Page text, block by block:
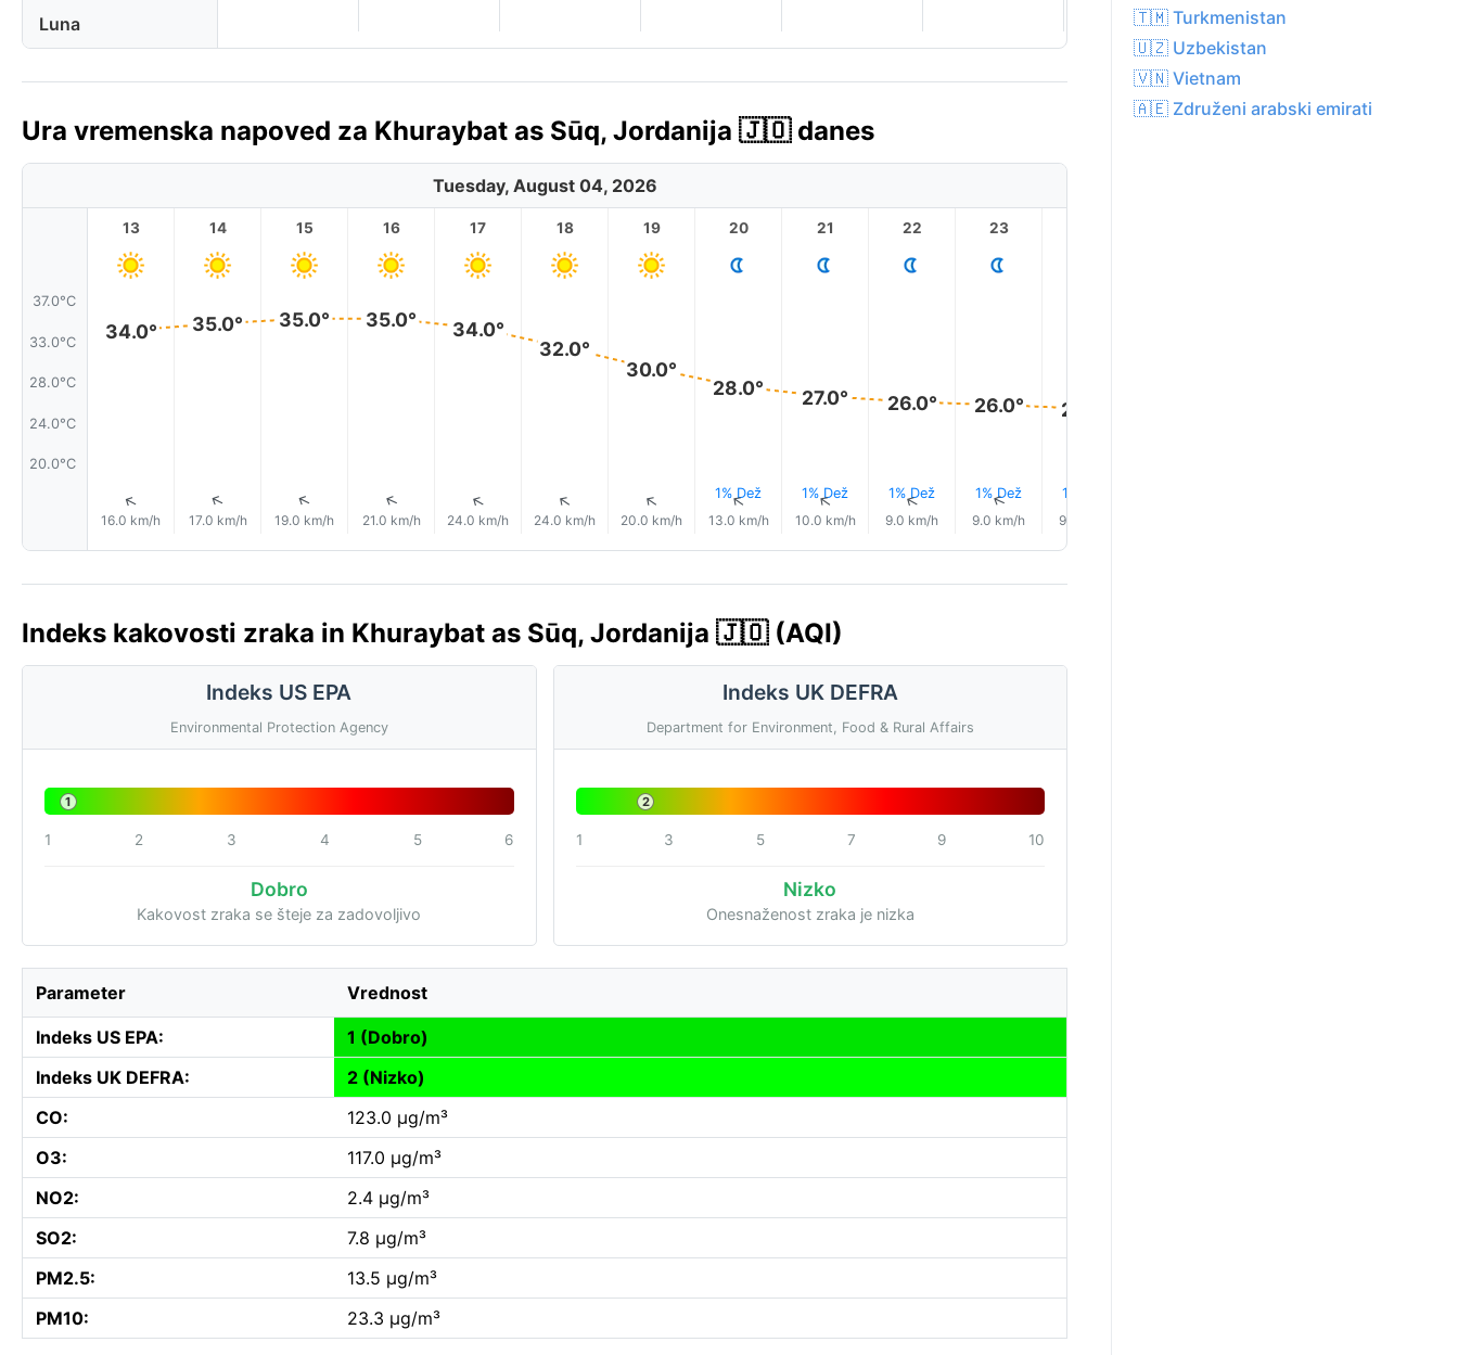
Luna
Ura vremenska napoved za Khuraybat as Sūq, Jordanija 🇯🇴 danes
Tuesday, August 04, 2026
37.0°C
33.0°C
28.0°C
24.0°C
20.0°C
13
34.0°
↑
16.0 km/h
14
35.0°
↑
17.0 km/h
15
35.0°
↑
19.0 km/h
16
35.0°
↑
21.0 km/h
17
34.0°
↑
24.0 km/h
18
32.0°
↑
24.0 km/h
19
30.0°
↑
20.0 km/h
20
28.0°
1% Dež
↑
13.0 km/h
21
27.0°
1% Dež
↑
10.0 km/h
22
26.0°
1% Dež
↑
9.0 km/h
23
26.0°
1% Dež
↑
9.0 km/h
26.0°
1% Dež
9.0 km/h
Indeks kakovosti zraka in Khuraybat as Sūq, Jordanija 🇯🇴 (AQI)
Indeks US EPA
Environmental Protection Agency
1
1 2 3 4 5 6
Dobro
Kakovost zraka se šteje za zadovoljivo
Indeks UK DEFRA
Department for Environment, Food & Rural Affairs
2
1 3 5 7 9 10
Nizko
Onesnaženost zraka je nizka
Parameter Vrednost
Indeks US EPA:
1 (Dobro)
Indeks UK DEFRA:
2 (Nizko)
CO:
123.0 µg/m³
O3:
117.0 µg/m³
NO2:
2.4 µg/m³
SO2:
7.8 µg/m³
PM2.5:
13.5 µg/m³
PM10:
23.3 µg/m³
🇹🇲 Turkmenistan
🇺🇿 Uzbekistan
🇻🇳 Vietnam
🇦🇪 Združeni arabski emirati